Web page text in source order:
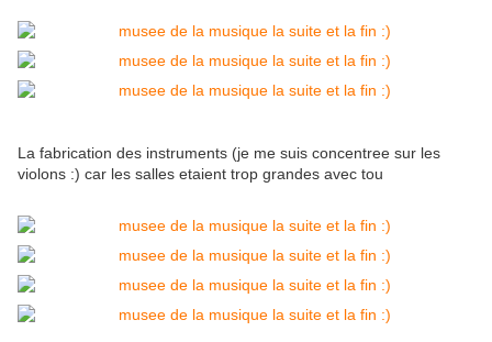
La fabrication des instruments (je me suis concentree sur les
violons :) car les salles etaient trop grandes avec tou